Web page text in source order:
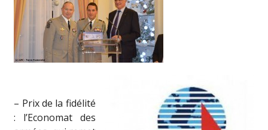
– Prix de la fidélité
: l’Economat des